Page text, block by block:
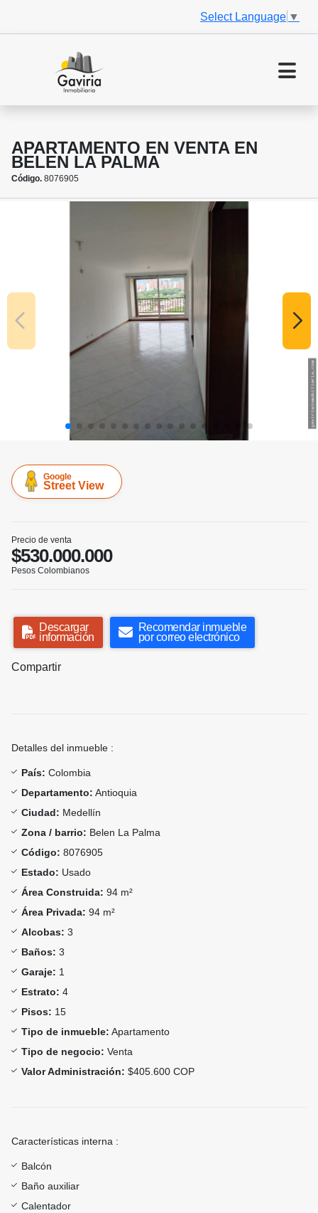
Select Language ▼
APARTAMENTO EN VENTA EN
BELEN LA PALMA
Código. 8076905
Google
Street View
Precio de venta
$530.000.000
Pesos Colombianos
Descargar
información
Recomendar inmueble
por correo electrónico
Compartir
Detalles del inmueble :
País: Colombia
Departamento: Antioquia
Ciudad: Medellín
Zona / barrio: Belen La Palma
Código: 8076905
Estado: Usado
Área Construida: 94 m²
Área Privada: 94 m²
Alcobas: 3
Baños: 3
Garaje: 1
Estrato: 4
Pisos: 15
Tipo de inmueble: Apartamento
Tipo de negocio: Venta
Valor Administración: $405.600 COP
Características interna :
Balcón
Baño auxiliar
Calentador